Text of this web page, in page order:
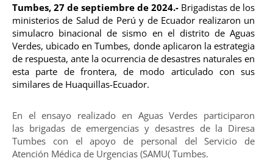
Tumbes, 27 de septiembre de 2024.- Brigadistas de los
ministerios de Salud de Perú y de Ecuador realizaron un
simulacro binacional de sismo en el distrito de Aguas
Verdes, ubicado en Tumbes, donde aplicaron la estrategia
de respuesta, ante la ocurrencia de desastres naturales en
esta parte de frontera, de modo articulado con sus
similares de Huaquillas-Ecuador.
En el ensayo realizado en Aguas Verdes participaron
las brigadas de emergencias y desastres de la Diresa
Tumbes con el apoyo de personal del Servicio de
Atención Médica de Urgencias (SAMU( Tumbes.